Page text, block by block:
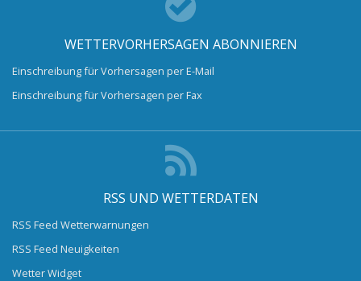
WETTERVORHERSAGEN ABONNIEREN
Einschreibung für Vorhersagen per E-Mail
Einschreibung für Vorhersagen per Fax
RSS UND WETTERDATEN
RSS Feed Wetterwarnungen
RSS Feed Neuigkeiten
Wetter Widget